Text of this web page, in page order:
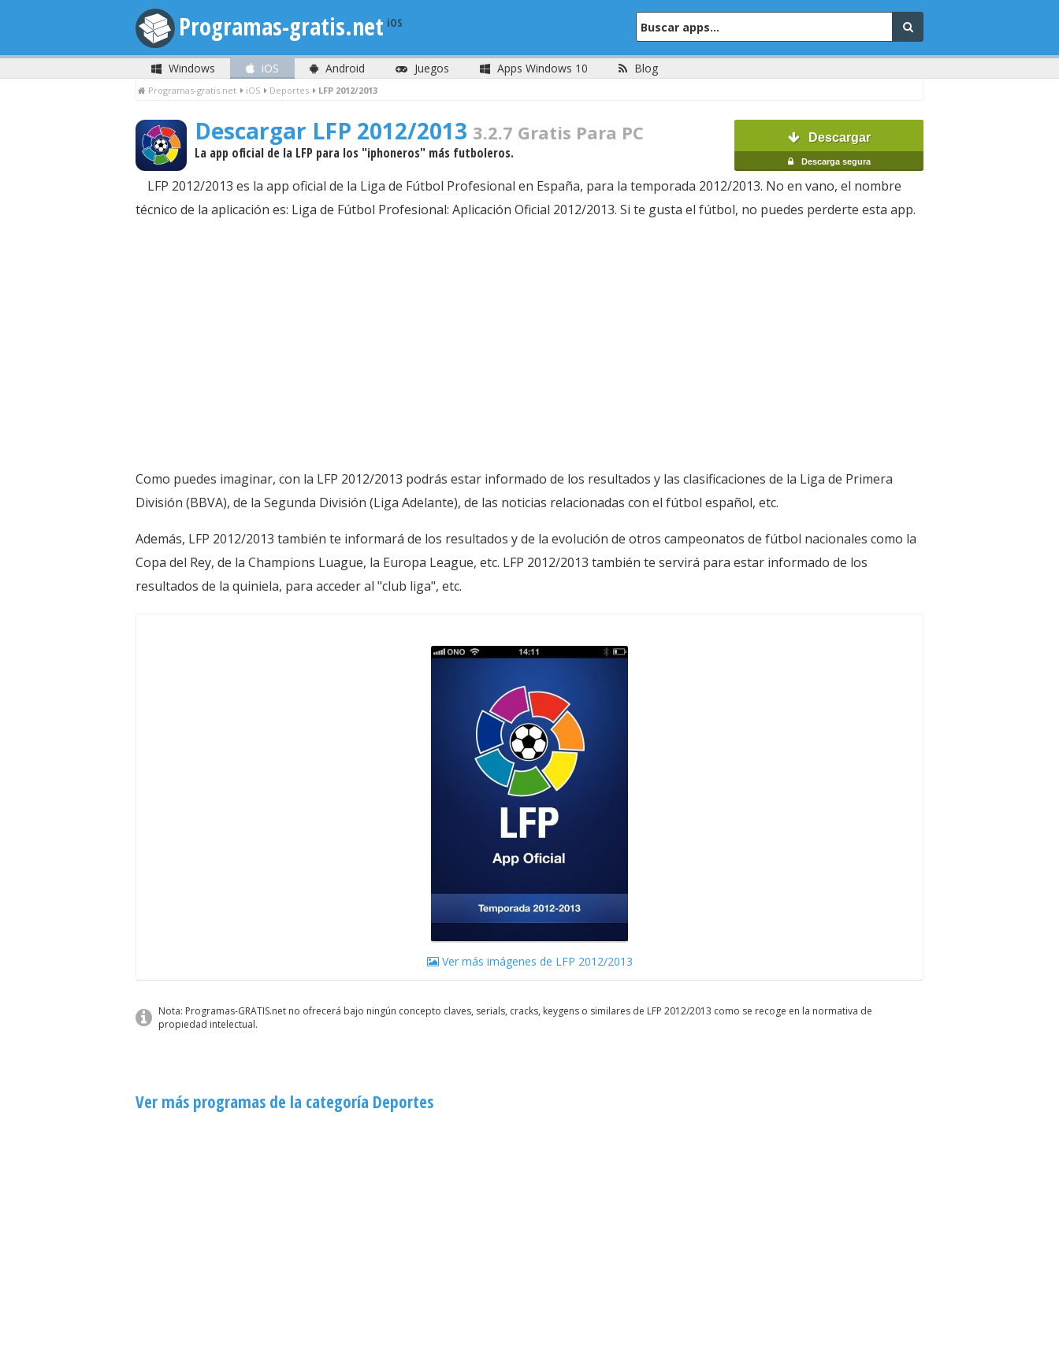
Programas-gratis.net
Windows iOS Android Juegos Apps Windows 10 Blog
Programas-gratis.net iOS Deportes LFP 2012/2013
Descargar LFP 2012/2013 3.2.7 Gratis Para PC
La app oficial de la LFP para los "iphoneros" más futboleros.
Descargar
Descarga segura
LFP 2012/2013 es la app oficial de la Liga de Fútbol Profesional en España, para la temporada 2012/2013. No en vano, el nombre
técnico de la aplicación es: Liga de Fútbol Profesional: Aplicación Oficial 2012/2013. Si te gusta el fútbol, no puedes perderte esta app.
Como puedes imaginar, con la LFP 2012/2013 podrás estar informado de los resultados y las clasificaciones de la Liga de Primera
División (BBVA), de la Segunda División (Liga Adelante), de las noticias relacionadas con el fútbol español, etc.
Además, LFP 2012/2013 también te informará de los resultados y de la evolución de otros campeonatos de fútbol nacionales como la
Copa del Rey, de la Champions Luague, la Europa League, etc. LFP 2012/2013 también te servirá para estar informado de los
resultados de la quiniela, para acceder al "club liga", etc.
Ver más imágenes de LFP 2012/2013
Nota: Programas-GRATIS.net no ofrecerá bajo ningún concepto claves, serials, cracks, keygens o similares de LFP 2012/2013 como se recoge en la normativa de
propiedad intelectual.
Ver más programas de la categoría Deportes